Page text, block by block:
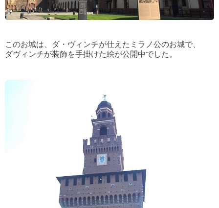
このお城は、ダ・ヴィンチが仕えたミラノ公のお城で、
ダヴィンチが装飾を手掛けた絵が公開中でした。